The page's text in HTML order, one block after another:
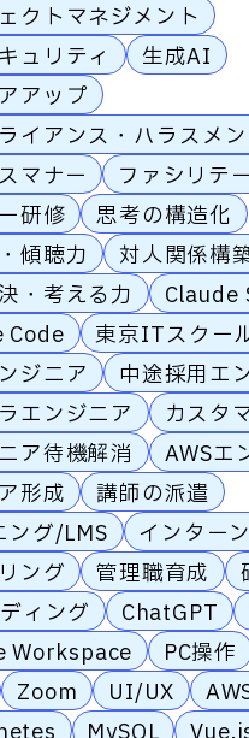
クトマネジメント
ュリティ
生成AI
アップ
イアンス・ハラスメ
マナー
ファシリテ
研修
思考の構造化
傾聴力
対人関係構
・考える力
Claude
Code
東京ITスクー
ジニア
中途採用エ
エンジニア
カスタ
ア待機解消
AWSエ
形成
講師の派遣
ング/LMS
インター
ング
管理職育成
ィング
ChatGPT
Workspace
PC操作
Zoom UI/UX